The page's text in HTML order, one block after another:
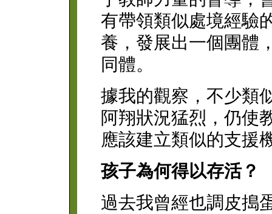
有帶領類似處境經驗
養，發展出一個團體
同體。
據我的觀察，不少類
阿翔狀況猛烈，仍使
應該建立類似的支援
孩子為何得以存活？
過去我曾經也調皮搗